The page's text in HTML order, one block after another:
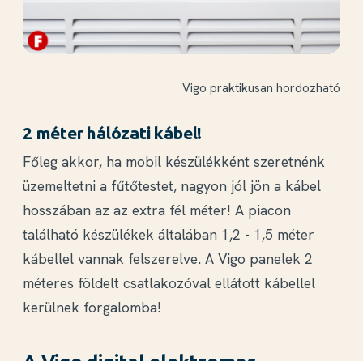
Vigo praktikusan hordozható
2 méter hálózati kábel!
Főleg akkor, ha mobil készülékként szeretnénk
üzemeltetni a fűtőtestet, nagyon jól jön a kábel
hosszában az az extra fél méter! A piacon
található készülékek általában 1,2 - 1,5 méter
kábellel vannak felszerelve. A Vigo panelek 2
méteres földelt csatlakozóval ellátott kábellel
kerülnek forgalomba!